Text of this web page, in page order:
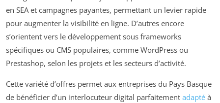
en SEA et campagnes payantes, permettant un levier rapide
pour augmenter la visibilité en ligne. D’autres encore
s’orientent vers le développement sous frameworks
spécifiques ou CMS populaires, comme WordPress ou
Prestashop, selon les projets et les secteurs d’activité.
Cette variété d’offres permet aux entreprises du Pays Basque
de bénéficier d’un interlocuteur digital parfaitement adapté à